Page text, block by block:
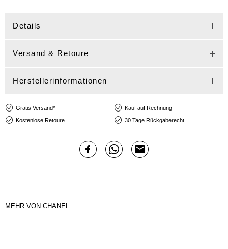
Details
Versand & Retoure
Herstellerinformationen
Gratis Versand*
Kauf auf Rechnung
Kostenlose Retoure
30 Tage Rückgaberecht
MEHR VON CHANEL